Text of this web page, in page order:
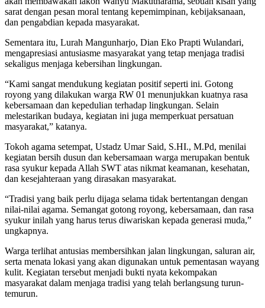
sarat dengan pesan moral tentang kepemimpinan, kebijaksanaan,
dan pengabdian kepada masyarakat.
Sementara itu, Lurah Mangunharjo, Dian Eko Prapti Wulandari,
mengapresiasi antusiasme masyarakat yang tetap menjaga tradisi
sekaligus menjaga kebersihan lingkungan.
“Kami sangat mendukung kegiatan positif seperti ini. Gotong
royong yang dilakukan warga RW 01 menunjukkan kuatnya rasa
kebersamaan dan kepedulian terhadap lingkungan. Selain
melestarikan budaya, kegiatan ini juga memperkuat persatuan
masyarakat,” katanya.
Tokoh agama setempat, Ustadz Umar Said, S.HI., M.Pd, menilai
kegiatan bersih dusun dan kebersamaan warga merupakan bentuk
rasa syukur kepada Allah SWT atas nikmat keamanan, kesehatan,
dan kesejahteraan yang dirasakan masyarakat.
“Tradisi yang baik perlu dijaga selama tidak bertentangan dengan
nilai-nilai agama. Semangat gotong royong, kebersamaan, dan rasa
syukur inilah yang harus terus diwariskan kepada generasi muda,”
ungkapnya.
Warga terlihat antusias membersihkan jalan lingkungan, saluran air,
serta menata lokasi yang akan digunakan untuk pementasan wayang
kulit. Kegiatan tersebut menjadi bukti nyata kekompakan
masyarakat dalam menjaga tradisi yang telah berlangsung turun-
temurun.